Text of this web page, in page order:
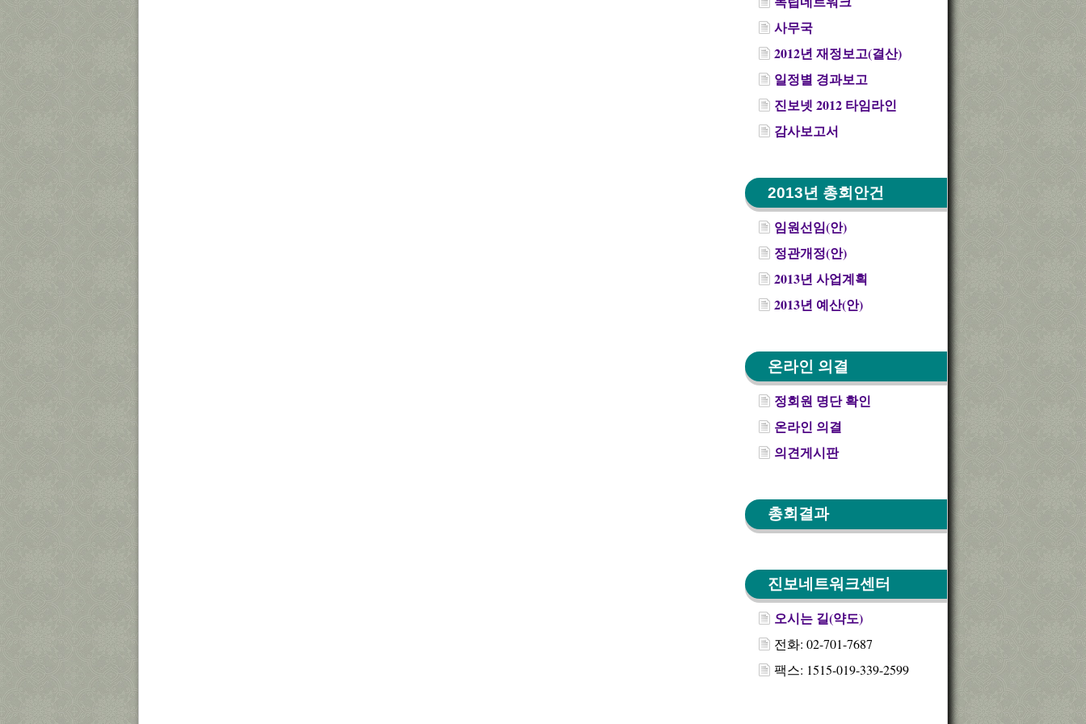
사무국
2012년 재정보고(결산)
일정별 경과보고
진보넷 2012 타임라인
감사보고서
2013년 총회안건
임원선임(안)
정관개정(안)
2013년 사업계획
2013년 예산(안)
온라인 의결
정회원 명단 확인
온라인 의결
의견게시판
총회결과
진보네트워크센터
오시는 길(약도)
전화: 02-701-7687
팩스: 1515-019-339-2599